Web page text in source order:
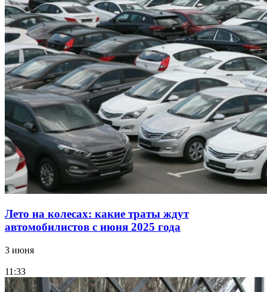
Лето на колесах: какие траты ждут
автомобилистов с июня 2025 года
3 июня
11:33